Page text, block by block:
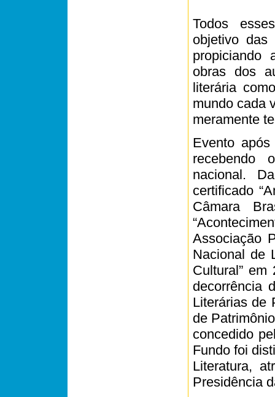
Todos
objetivo das
propiciando
obras dos
literária
mundo cada
meramente
Evento
recebendo
nacional.
certificado
Câmara
Associação
Nacional de
Cultural”
decorrência
Literárias de
de
concedido
Fundo foi
Literatura,
Presidência